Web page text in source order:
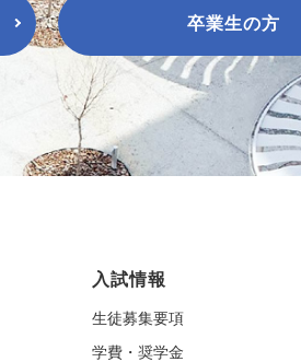
卒業生の方
入試情報
生徒募集要項
学費・奨学金